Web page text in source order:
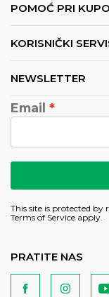
POMOĆ PRI
KORISNIČKI
NEWSLETTER
Email
This site is protected by
Terms of Service apply.
PRATITE NAS